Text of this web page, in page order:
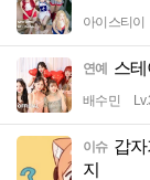
아이스티이
연예 스
배수민
이슈 갑
지